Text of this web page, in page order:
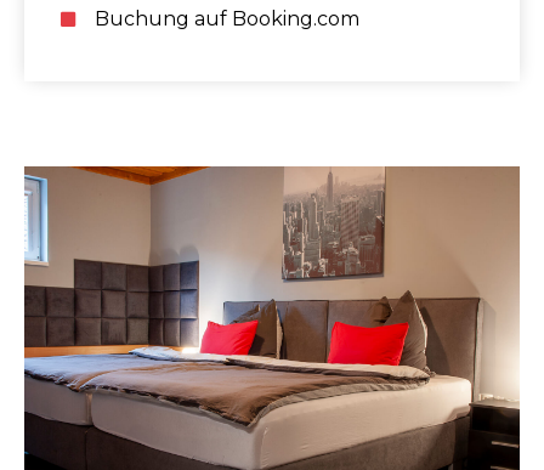
Buchung auf Booking.com